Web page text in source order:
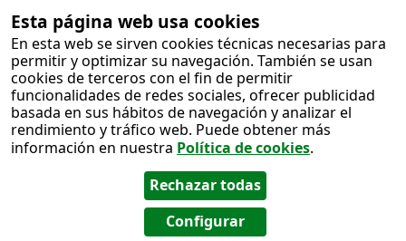
Esta página web usa cookies
En esta web se sirven cookies técnicas necesarias para
permitir y optimizar su navegación. También se usan
cookies de terceros con el fin de permitir
funcionalidades de redes sociales, ofrecer publicidad
basada en sus hábitos de navegación y analizar el
rendimiento y tráfico web. Puede obtener más
información en nuestra Política de cookies.